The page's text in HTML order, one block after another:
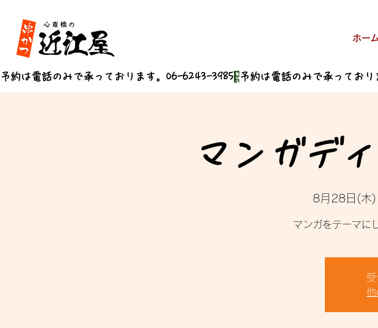
ホー
予約は電話のみで承っております。06-6243-3985
マンガデ
8月28日(木)
マンガをテーマに